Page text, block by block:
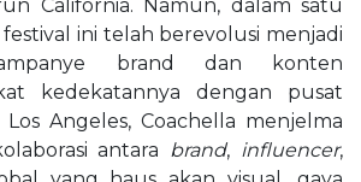
California. Namun, dalam satu
ini telah berevolusi menjadi
brand dan konten
kedekatannya dengan pusat
Angeles, Coachella menjelma
antara brand, influencer,